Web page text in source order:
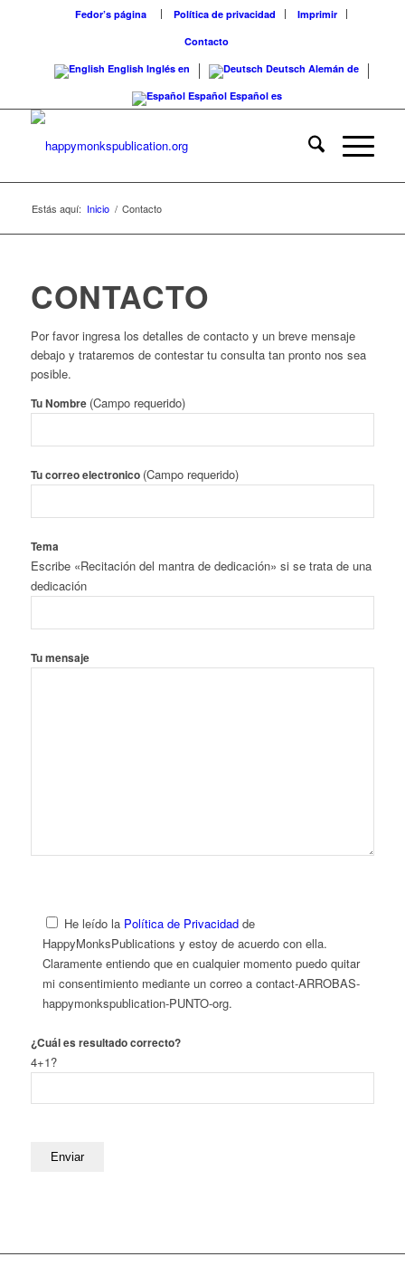
Fedor’s página Política de privacidad
Imprimir
Contacto
English Inglés en Deutsch Alemán de
Español Español es
Estás aquí: Inicio / Contacto
CONTACTO
Por favor ingresa los detalles de contacto y un breve mensaje
debajo y trataremos de contestar tu consulta tan pronto nos sea
posible.
Tu Nombre (Campo requerido)
Tu correo electronico (Campo requerido)
Tema
Escribe «Recitación del mantra de dedicación» si se trata de una
dedicación
Tu mensaje
He leído la Política de Privacidadde
HappyMonksPublications y estoy de acuerdo con ella.
Claramente entiendo que en cualquier momento puedo quitar
mi consentimiento mediante un correo a contact-ARROBAS-
happymonkspublication-PUNTO-org.
¿Cuál es resultado correcto?
4+1?